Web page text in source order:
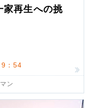
家再生への挑
：54
ン